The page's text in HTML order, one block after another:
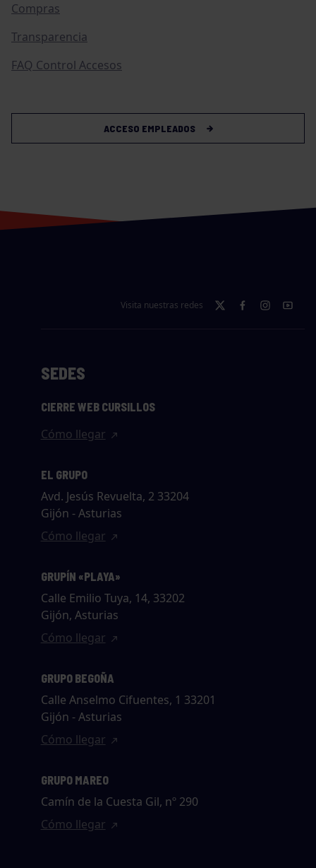
Compras
Transparencia
FAQ Control Accesos
ACCESO EMPLEADOS
Visita nuestras redes
SEDES
CIERRE WEB CURSILLOS
Cómo llegar
EL GRUPO
Avd. Jesús Revuelta, 2 33204
Gijón - Asturias
Cómo llegar
GRUPÍN «PLAYA»
Calle Emilio Tuya, 14, 33202
Gijón, Asturias
Cómo llegar
GRUPO BEGOÑA
Calle Anselmo Cifuentes, 1 33201
Gijón - Asturias
Cómo llegar
GRUPO MAREO
Camín de la Cuesta Gil, nº 290
Cómo llegar